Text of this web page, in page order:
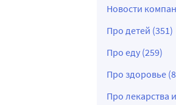
Новости
Про детей (351)
Про еду (259)
Про здоровье
Про лекарства